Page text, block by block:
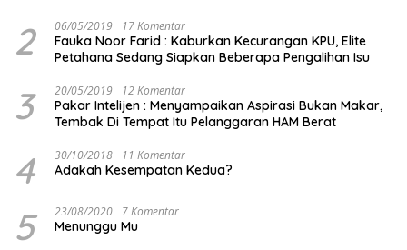
2 06/05/2019 17 Komentar
Fauka Noor Farid : Kaburkan Kecurangan KPU, Elite
Petahana Sedang Siapkan Beberapa Pengalihan Isu
3 20/05/2019 12 Komentar
Pakar Intelijen : Menyampaikan Aspirasi Bukan Makar,
Tembak Di Tempat Itu Pelanggaran HAM Berat
4 30/10/2018 11 Komentar
Adakah Kesempatan Kedua?
5 23/08/2020 7 Komentar
Menunggu Mu